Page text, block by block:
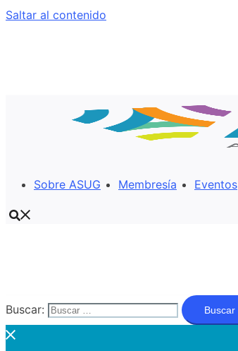
Saltar al contenido
Sobre ASUG Membresía Eventos
Buscar: